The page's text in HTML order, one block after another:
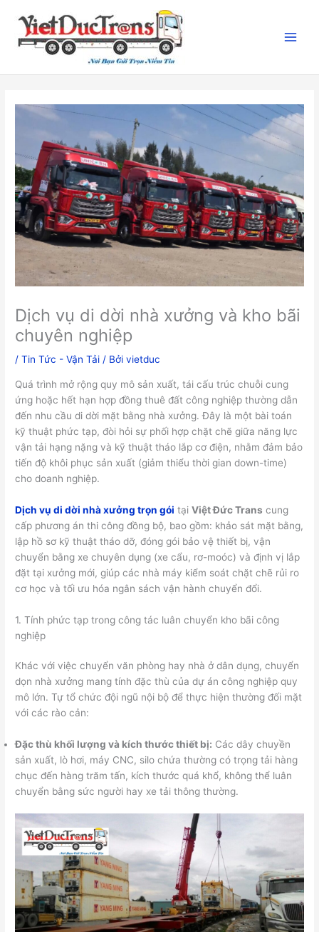
Dịch vụ di dời nhà xưởng và kho bãi
chuyên nghiệp
/Tin Tức - Vận Tải / Bởivietduc
Quá trình mở rộng quy mô sản xuất, tái cấu trúc chuỗi cung
ứng hoặc hết hạn hợp đồng thuê đất công nghiệp thường dẫn
đến nhu cầu di dời mặt bằng nhà xưởng. Đây là một bài toán
kỹ thuật phức tạp, đòi hỏi sự phối hợp chặt chẽ giữa năng lực
vận tải hạng nặng và kỹ thuật tháo lắp cơ điện, nhằm đảm bảo
tiến độ khôi phục sản xuất (giảm thiểu thời gian down-time)
cho doanh nghiệp.
Dịch vụ di dời nhà xưởng trọn gói tạiViệt Đức Trans cung
cấp phương án thi công đồng bộ, bao gồm: khảo sát mặt bằng,
lập hồ sơ kỹ thuật tháo dỡ, đóng gói bảo vệ thiết bị, vận
chuyển bằng xe chuyên dụng (xe cẩu, rơ-moóc) và định vị lắp
đặt tại xưởng mới, giúp các nhà máy kiểm soát chặt chẽ rủi ro
cơ học và tối ưu hóa ngân sách vận hành chuyển đổi.
1. Tính phức tạp trong công tác luân chuyển kho bãi công
nghiệp
Khác với việc chuyển văn phòng hay nhà ở dân dụng, chuyển
dọn nhà xưởng mang tính đặc thù của dự án công nghiệp quy
mô lớn. Tự tổ chức đội ngũ nội bộ để thực hiện thường đối mặt
với các rào cản:
Đặc thù khối lượng và kích thước thiết bị: Các dây chuyền
sản xuất, lò hơi, máy CNC, silo chứa thường có trọng tải hàng
chục đến hàng trăm tấn, kích thước quá khổ, không thể luân
chuyển bằng sức người hay xe tải thông thường.